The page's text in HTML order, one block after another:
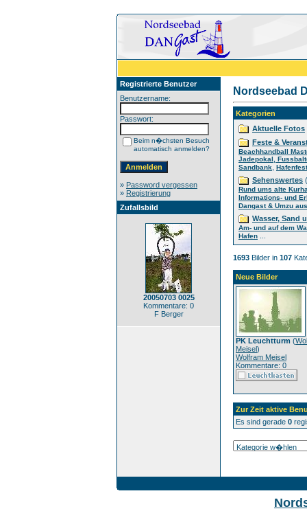
Registrierte Benutzer
Benutzername:
Passwort:
Beim n�chsten Besuch
automatisch anmelden?
» Password vergessen
» Registrierung
Zufallsbild
20050703 0025
Kommentare: 0
F Berger
Nordseebad
Kategorien
Aktuelle Fotos
Feste &
Beachhandball
Jadepokal,
Sandbank
Sehenswertes
Rund ums alte
Informations- und
Dangast & Umzu
Wasser, Sand
Am- und auf dem
Hafen
1693 Bilder in 107
Neue Bilder
PK Leuchtturm (
Meisel)
Wolfram Meisel
Kommentare: 0
Zur Zeit aktive
Es sind gerade 0